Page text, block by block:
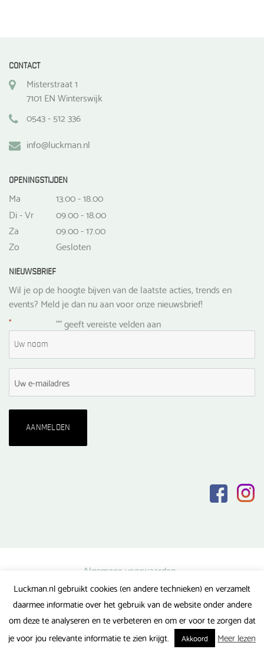
CONTACT
Misterstraat 1
7101 EN Winterswijk
0543 - 512 336
info@luckman.nl
OPENINGSTIJDEN
Ma
13.00 - 18.00
Di - Vr
09.00 - 18.00
Za
09.00 - 17.00
Zo
Gesloten
NIEUWSBRIEF
Wil je op de hoogte bijven van de laatste acties, trends en
events? Meld je dan nu aan voor onze nieuwsbrief!
"
* " geeft vereiste velden aan
Algemene voorwaarden
Privacy verklaring
Veel gestelde vragen
Luckman.nl gebruikt cookies (en andere technieken) en verzamelt
daarmee informatie over het gebruik van de website onder andere
om deze te analyseren en te verbeteren en om er voor te zorgen dat
je voor jou relevante informatie te zien krijgt.
Akkoord Meer lezen